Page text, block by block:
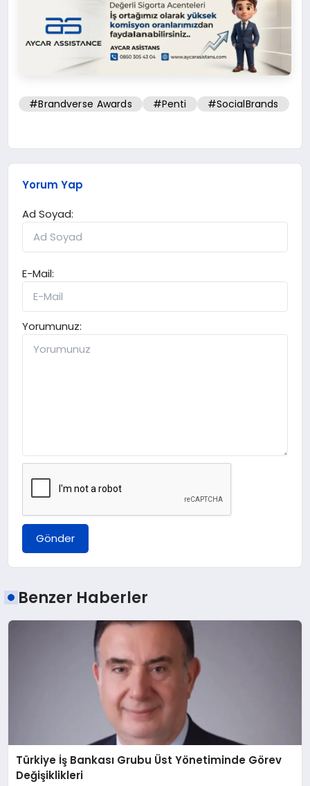
#Brandverse Awards #Penti #SocialBrands
Yorum Yap
Ad Soyad:
E-Mail:
Yorumunuz:
Gönder
Benzer Haberler
Türkiye İş Bankası Grubu Üst Yönetiminde Görev
Değişiklikleri